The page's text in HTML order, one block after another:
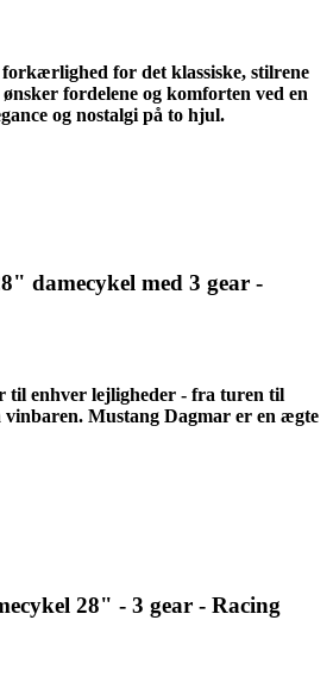
for det klassiske, stilrene
fordelene og komforten ved en
og nostalgi på to hjul.
damecykel med 3 gear -
til enhver lejligheder - fra turen til
Mustang Dagmar er en ægte
28" - 3 gear - Racing